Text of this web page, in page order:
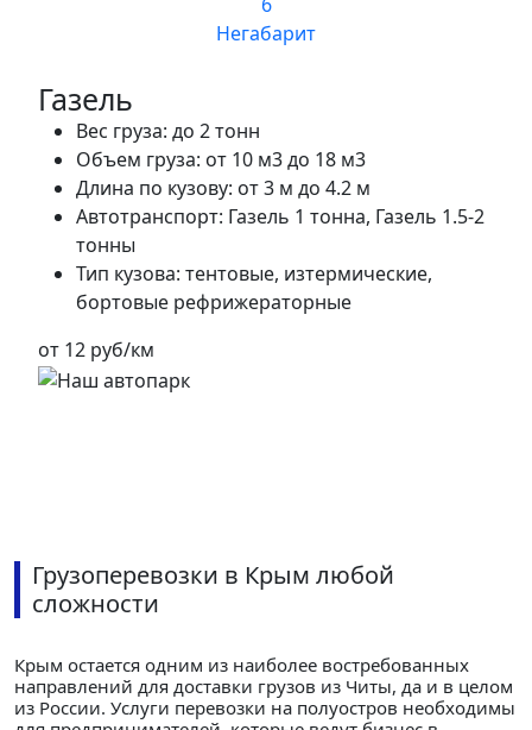
Негабарит
Газель
Вес груза: до 2 тонн
Объем груза: от 10 м3 до 18 м3
Длина по кузову: от 3 м до 4.2 м
Автотранспорт: Газель 1 тонна, Газель 1.5-2
тонны
Тип кузова: тентовые, изтермические,
бортовые рефрижераторные
от 12 руб/км
Грузоперевозки в Крым любой
сложности
Крым остается одним из наиболее востребованных
направлений для доставки грузов из Читы, да и в целом
из России. Услуги перевозки на полуостров необходимы